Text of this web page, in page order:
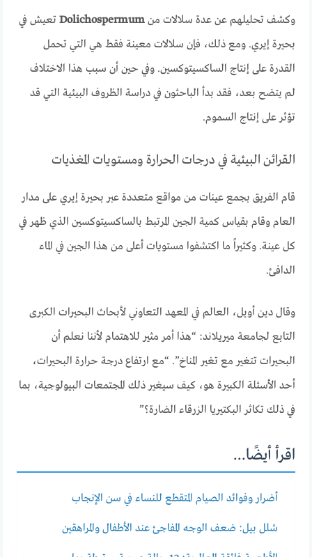
وكشف تحليلهم عن عدة سلالات منDolichospermum تعيش في
بحيرة إيري. ومع ذلك، فإن سلالات معينة فقط هي التي تحمل
القدرة على إنتاج الساكسيتوكسين. وفي حين أن سبب هذا الاختلاف
لم يتضح بعد، فقد بدأ الباحثون في دراسة الظروف البيئية التي قد
تؤثر على إنتاج السموم.
القرائن البيئية في درجات الحرارة ومستويات المغذيات
قام الفريق بجمع عينات من مواقع متعددة عبر بحيرة إيري على مدار
العام وقام بقياس كمية الجين المرتبط بالساكسيتوكسين الذي ظهر في
كل عينة. وكثيراً ما اكتشفوا مستويات أعلى من هذا الجين في الماء
الدافئ.
وقال دين أويل، العالم في المعهد التعاوني لأبحاث البحيرات الكبرى
التابع لجامعة ميريلاند: “هذا أمر مثير للاهتمام لأننا نعلم أن
البحيرات تتغير مع تغير المناخ”. “مع ارتفاع درجة حرارة البحيرات،
أحد الأسئلة الكبيرة هو، كيف سيغير ذلك المجتمعات البيولوجية، بما
في ذلك تكاثر البكتيريا الزرقاء الضارة؟”
اقرأ أيضًا...
أضرار وفوائد الصيام المتقطع للنساء في سن الإنجاب
شلل بيل: ضعف الوجه المفاجئ عند الأطفال والمراهقين